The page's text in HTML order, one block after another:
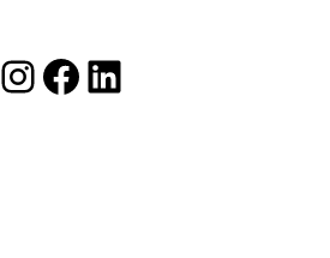
Instagram
Facebook
LinkedIn